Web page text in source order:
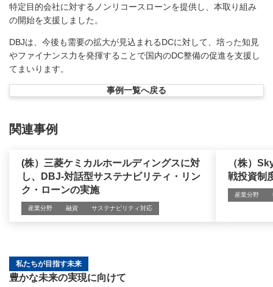
特定目的会社に対するノンリコースローンを提供し、本取り組み
の開始を支援しました。
DBJは、今後も需要の拡大が見込まれるDCに対して、培った知見
やファイナンス力を発揮することで国内のDC整備の促進を支援し
てまいります。
事例一覧へ戻る
関連事例
(株）三菱ケミカルホールディングスに対
し、DBJ-対話型サステナビリティ・リン
ク・ローンの実施
産業分野 融資 サステナビリティ対応
（株）
戦投資制
産業分野
私たちが目指す未来
豊かな未来の実現に向けて